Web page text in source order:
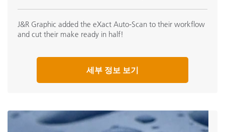
J&R Graphic added the eXact Auto-Scan to their workflow
and cut their make ready in half!
세부 정보 보기